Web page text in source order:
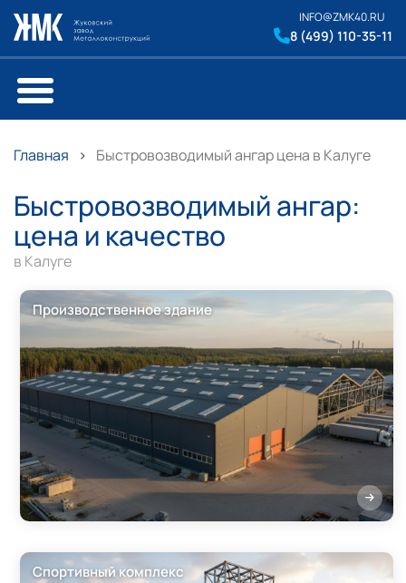
INFO@ZMK40.RU
8 (499) 110-35-11
Главная Быстровозводимый ангар цена в Калуге
Быстровозводимый ангар:
цена и качество
в Калуге
Производственное здание
Спортивный комплекс